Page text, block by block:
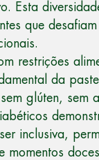
Esta
que
restrições
da
glúten, sem
inclusiva,
momentos